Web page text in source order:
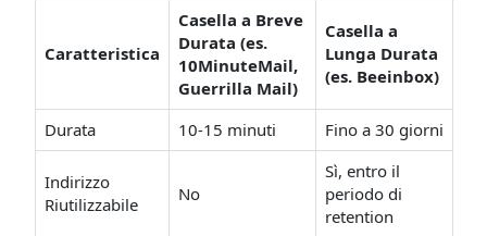
Caratteristica
Casella a Breve
Durata (es.
10MinuteMail,
Guerrilla Mail)
Casella a
Lunga Durata
(es. Beeinbox)
Durata 10-15 minuti Fino a 30 giorni
Indirizzo
Riutilizzabile
No
Sì, entro il
periodo di
retention